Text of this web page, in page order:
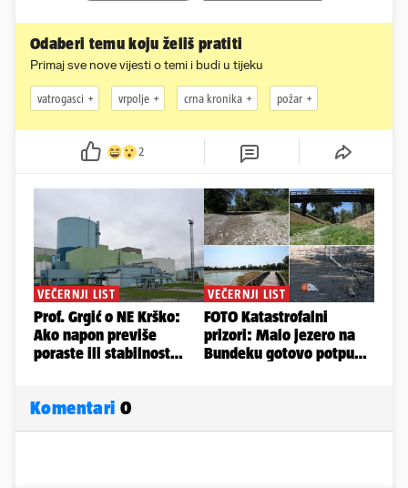
Odaberi temu koju želiš pratiti
Primaj sve nove vijesti o temi i budi u tijeku
vatrogasci vrpolje crna kronika požar
2
Komentari 0